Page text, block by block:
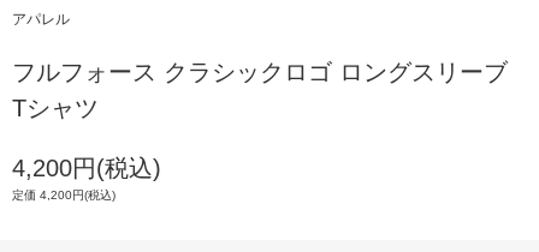
アパレル
フルフォース クラシックロゴ ロングスリーブ
Tシャツ
4,200円(税込)
定価 4,200円(税込)